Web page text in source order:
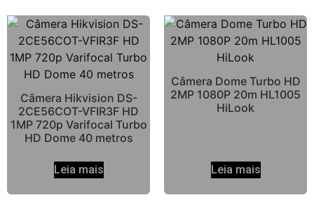
Câmera Hikvision DS-
2CE56COT-VFIR3F HD
1MP 720p Varifocal Turbo
HD Dome 40 metros
Leia mais
Câmera Dome Turbo HD
2MP 1080P 20m HL1005
HiLook
Leia mais